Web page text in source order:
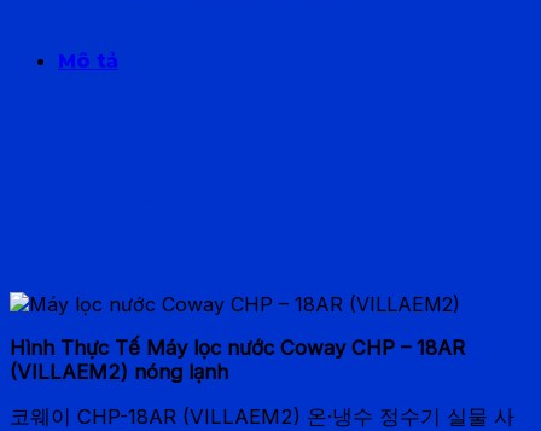
Mô tả
Hình Thực Tế Máy lọc nước Coway CHP – 18AR
(VILLAEM2) nóng lạnh
코웨이 CHP-18AR (VILLAEM2) 온·냉수 정수기 실물 사